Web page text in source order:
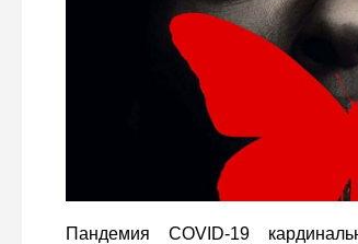
Пандемия COVID-19